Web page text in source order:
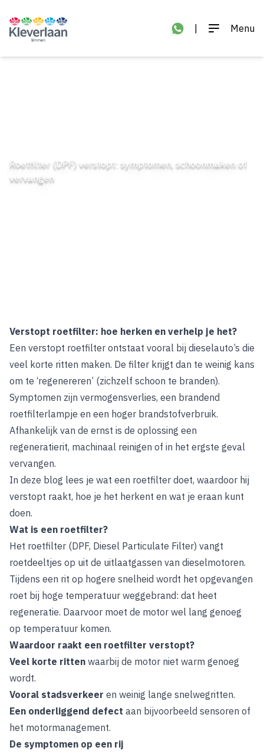
Menu
Roetfilter (DPF) verstopt: symptomen, schoonmaken of
vervangen
Verstopt roetfilter: hoe herken en verhelp je het?
Een verstopt roetfilter ontstaat vooral bij dieselauto’s die
veel korte ritten maken. De filter krijgt dan te weinig kans
om te ‘regenereren’ (zichzelf schoon te branden).
Symptomen zijn vermogensverlies, een brandend
roetfilterlampje en een hoger brandstofverbruik.
Afhankelijk van de ernst is de oplossing een
regeneratierit, machinaal reinigen of in het ergste geval
vervangen.
In deze blog lees je wat een roetfilter doet, waardoor hij
verstopt raakt, hoe je het herkent en wat je eraan kunt
doen.
Wat is een roetfilter?
Het roetfilter (DPF, Diesel Particulate Filter) vangt
roetdeeltjes op uit de uitlaatgassen van dieselmotoren.
Tijdens een rit op hogere snelheid wordt het opgevangen
roet bij hoge temperatuur weggebrand: dat heet
regeneratie. Daarvoor moet de motor wel lang genoeg
op temperatuur komen.
Waardoor raakt een roetfilter verstopt?
Veel korte ritten waarbij de motor niet warm genoeg
wordt.
Vooral stadsverkeer en weinig lange snelwegritten.
Een onderliggend defect aan bijvoorbeeld sensoren of
het motormanagement.
De symptomen op een rij